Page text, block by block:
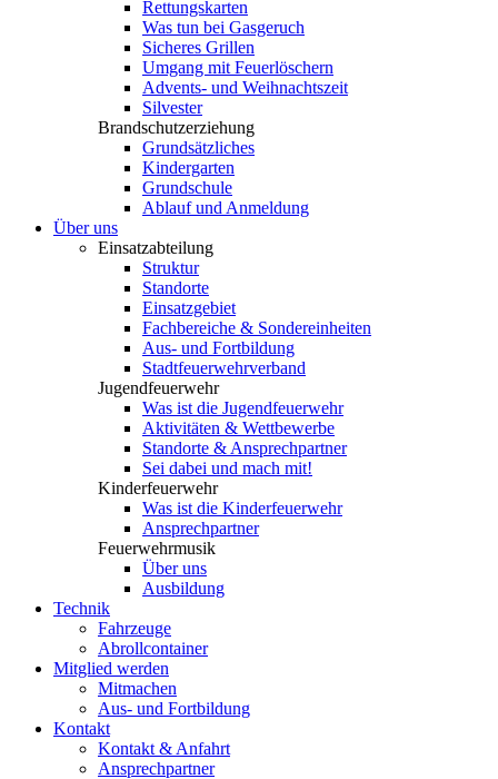
Rettungskarten
Was tun bei Gasgeruch
Sicheres Grillen
Umgang mit Feuerlöschern
Advents- und Weihnachtszeit
Silvester
Brandschutzerziehung
Grundsätzliches
Kindergarten
Grundschule
Ablauf und Anmeldung
Über uns
Einsatzabteilung
Struktur
Standorte
Einsatzgebiet
Fachbereiche & Sondereinheiten
Aus- und Fortbildung
Stadtfeuerwehrverband
Jugendfeuerwehr
Was ist die Jugendfeuerwehr
Aktivitäten & Wettbewerbe
Standorte & Ansprechpartner
Sei dabei und mach mit!
Kinderfeuerwehr
Was ist die Kinderfeuerwehr
Ansprechpartner
Feuerwehrmusik
Über uns
Ausbildung
Technik
Fahrzeuge
Abrollcontainer
Mitglied werden
Mitmachen
Aus- und Fortbildung
Kontakt
Kontakt & Anfahrt
Ansprechpartner